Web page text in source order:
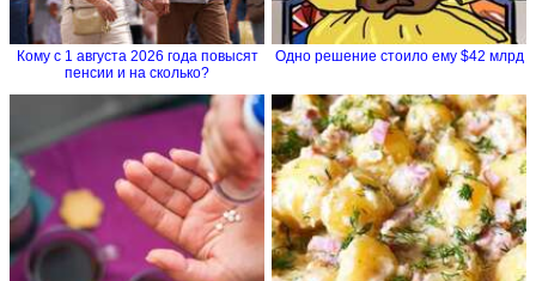
Кому с 1 августа 2026 года повысят
пенсии и на сколько?
Одно решение стоило ему $42 млрд